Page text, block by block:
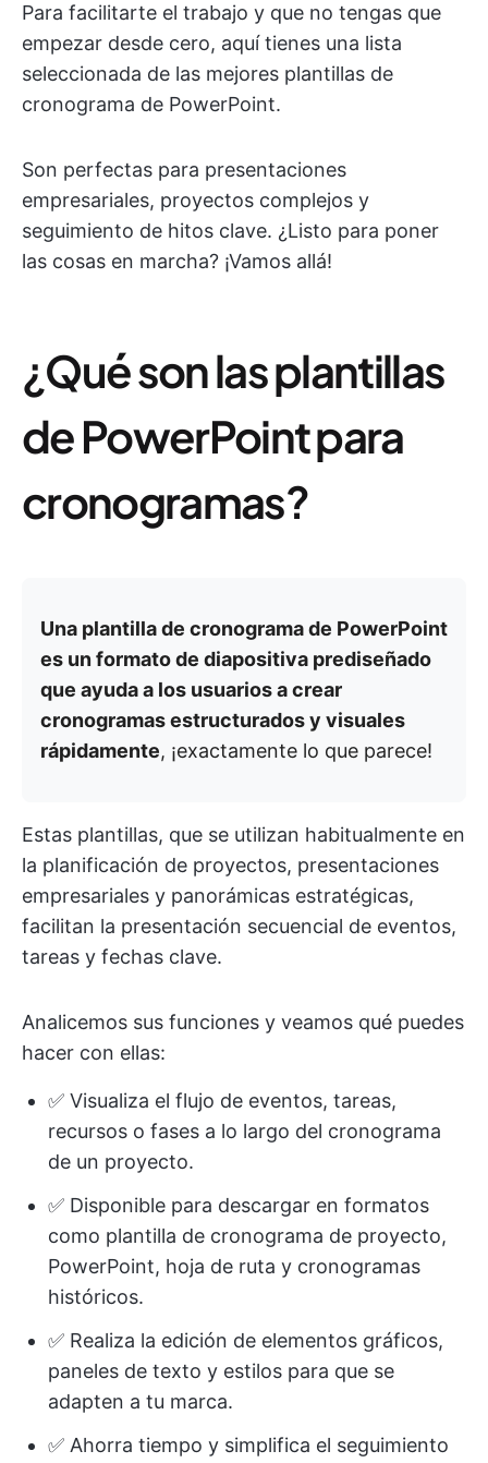
Para facilitarte el trabajo y que no tengas que
empezar desde cero, aquí tienes una lista
seleccionada de las mejores plantillas de
cronograma de PowerPoint.
Son perfectas para presentaciones
empresariales, proyectos complejos y
seguimiento de hitos clave. ¿Listo para poner
las cosas en marcha? ¡Vamos allá!
¿Qué son las plantillas
de PowerPoint para
cronogramas?
Una plantilla de cronograma de PowerPoint
es un formato de diapositiva prediseñado
que ayuda a los usuarios a crear
cronogramas estructurados y visuales
rápidamente, ¡exactamente lo que parece!
Estas plantillas, que se utilizan habitualmente en
la planificación de proyectos, presentaciones
empresariales y panorámicas estratégicas,
facilitan la presentación secuencial de eventos,
tareas y fechas clave.
Analicemos sus funciones y veamos qué puedes
hacer con ellas:
✅ Visualiza el flujo de eventos, tareas,
recursos o fases a lo largo del cronograma
de un proyecto.
✅ Disponible para descargar en formatos
como plantilla de cronograma de proyecto,
PowerPoint, hoja de ruta y cronogramas
históricos.
✅ Realiza la edición de elementos gráficos,
paneles de texto y estilos para que se
adapten a tu marca.
✅ Ahorra tiempo y simplifica el seguimiento